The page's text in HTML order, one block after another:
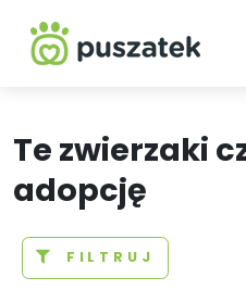
Te zwierzaki
adopcję
FILTRUJ